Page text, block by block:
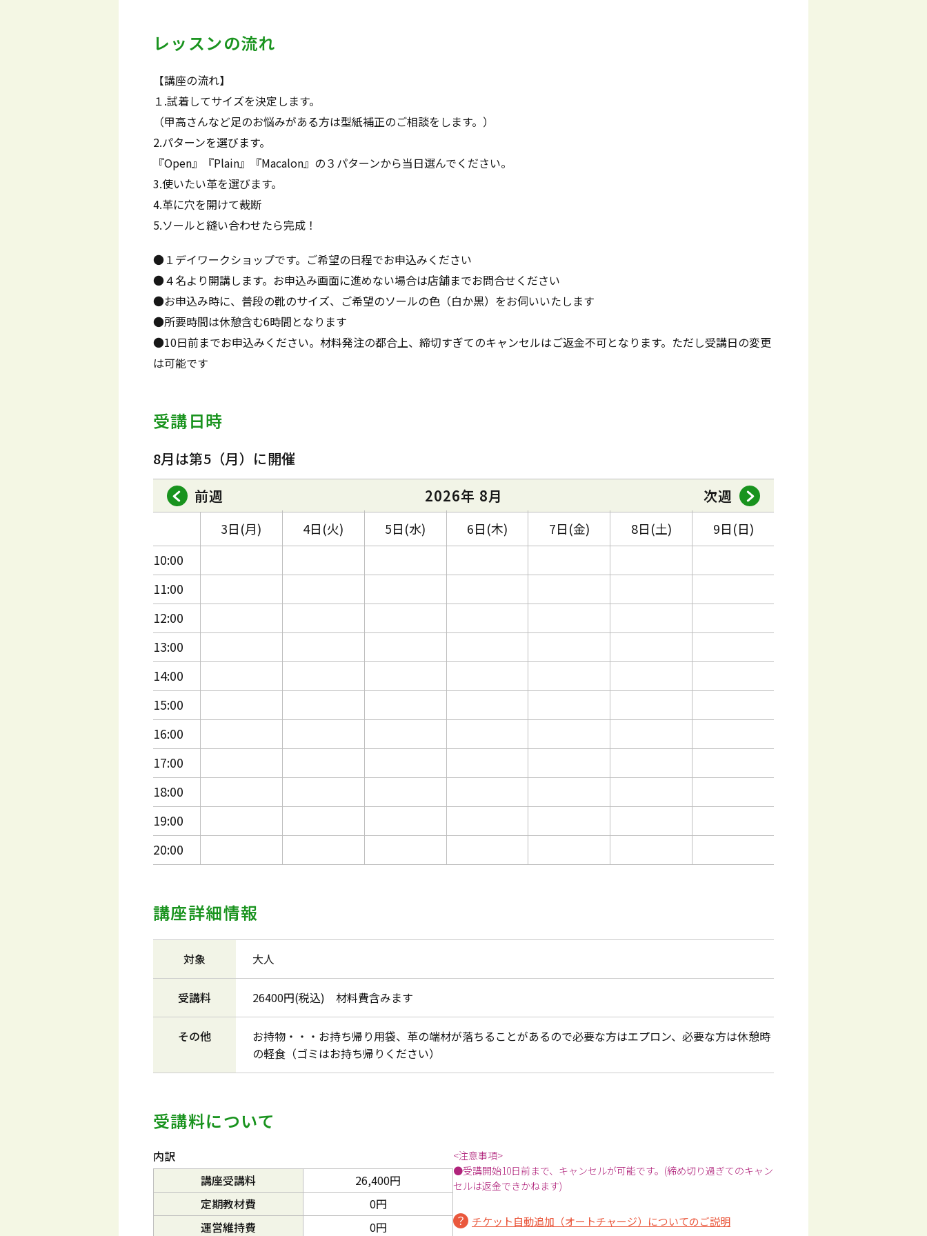
レッスンの流れ
【講座の流れ】
１.試着してサイズを決定します。
（甲高さんなど足のお悩みがある方は型紙補正のご相談をします。）
2.パターンを選びます。
『Open』『Plain』『Macalon』の３パターンから当日選んでください。
3.使いたい革を選びます。
4.革に穴を開けて裁断
5.ソールと縫い合わせたら完成！
●１デイワークショップです。ご希望の日程でお申込みください
●４名より開講します。お申込み画面に進めない場合は店舗までお問合せください
●お申込み時に、普段の靴のサイズ、ご希望のソールの色（白か黒）をお伺いいたします
●所要時間は休憩含む6時間となります
●10日前までお申込みください。材料発注の都合上、締切すぎてのキャンセルはご返金不可となります。ただし受講日の変更
は可能です
受講日時
8月は第5（月）に開催
前週
2026年 8月 次週
10:00
11:00
12:00
13:00
14:00
15:00
16:00
17:00
18:00
19:00
20:00
3日(月) 4日(火) 5日(水) 6日(木) 7日(金) 8日(土) 9日(日)
講座詳細情報
対象 大人
受講料 26400円(税込) 材料費含みます
その他
お持物・・・お持ち帰り用袋、革の端材が落ちることがあるので必要な方はエプロン、必要な方は休憩時
の軽食（ゴミはお持ち帰りください）
受講料について
内訳
講座受講料
26,400円
定期教材費
0円
運営維持費
0円
<注意事項>
●受講開始10日前まで、キャンセルが可能です。(締め切り過ぎてのキャン
セルは返金できかねます)
チケット自動追加（オートチャージ）についてのご説明